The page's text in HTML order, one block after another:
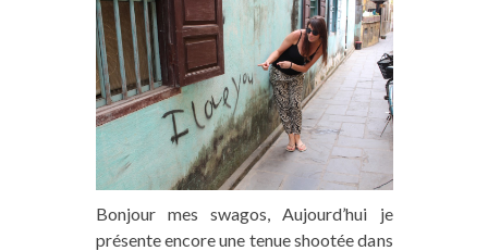
Bonjour mes swagos, Aujourd’hui je
présente encore une tenue shootée dans